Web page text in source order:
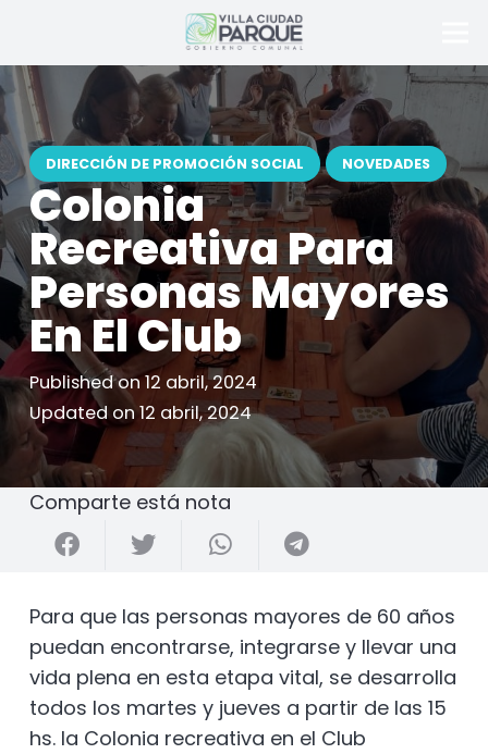
DIRECCIÓN DE PROMOCIÓN SOCIAL NOVEDADES
Colonia
Recreativa Para
Personas Mayores
En El Club
Published on12 abril, 2024
Updated on12 abril, 2024
Comparte está nota
Para que las personas mayores de 60 años
puedan encontrarse, integrarse y llevar una
vida plena en esta etapa vital, se desarrolla
todos los martes y jueves a partir de las 15
hs. la Colonia recreativa en el Club